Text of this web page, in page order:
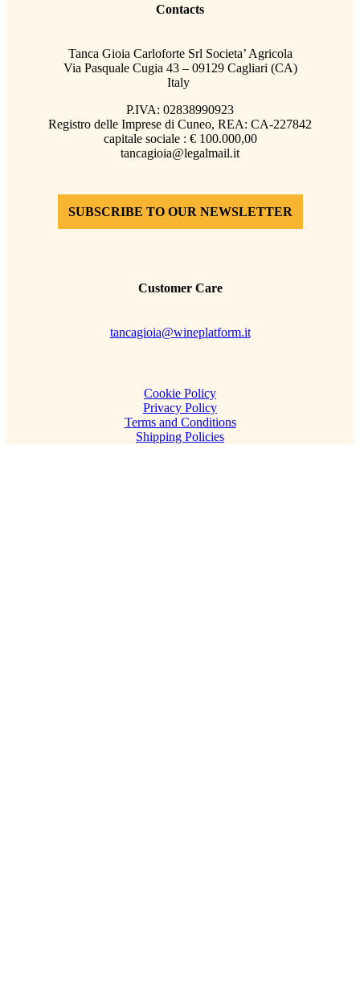
Contacts
Tanca Gioia Carloforte Srl Societa’ Agricola
Via Pasquale Cugia 43 – 09129 Cagliari (CA)
Italy
P.IVA: 02838990923
Registro delle Imprese di Cuneo, REA: CA-227842
capitale sociale : € 100.000,00
tancagioia@legalmail.it
SUBSCRIBE TO OUR NEWSLETTER
Customer Care
tancagioia@wineplatform.it
Cookie Policy
Privacy Policy
Terms and Conditions
Shipping Policies